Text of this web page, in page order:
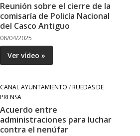
Reunión sobre el cierre de la
comisaría de Policía Nacional
del Casco Antiguo
08/04/2025
Ver vídeo »
CANAL AYUNTAMIENTO /RUEDAS DE
PRENSA
Acuerdo entre
administraciones para luchar
contra el nenúfar